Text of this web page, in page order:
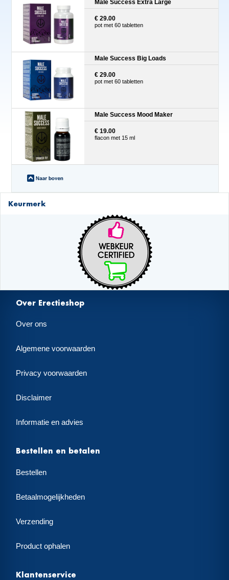
Male Success Extra Large
€ 29.00
pot met 60 tabletten
Male Success Big Loads
€ 29.00
pot met 60 tabletten
Male Success Mood Maker
€ 19.00
flacon met 15 ml
Keurmerk
Over Erectieshop
Over ons
Algemene voorwaarden
Privacy voorwaarden
Disclaimer
Informatie en advies
Bestellen en betalen
Bestellen
Betaalmogelijkheden
Verzending
Product ophalen
Klantenservice